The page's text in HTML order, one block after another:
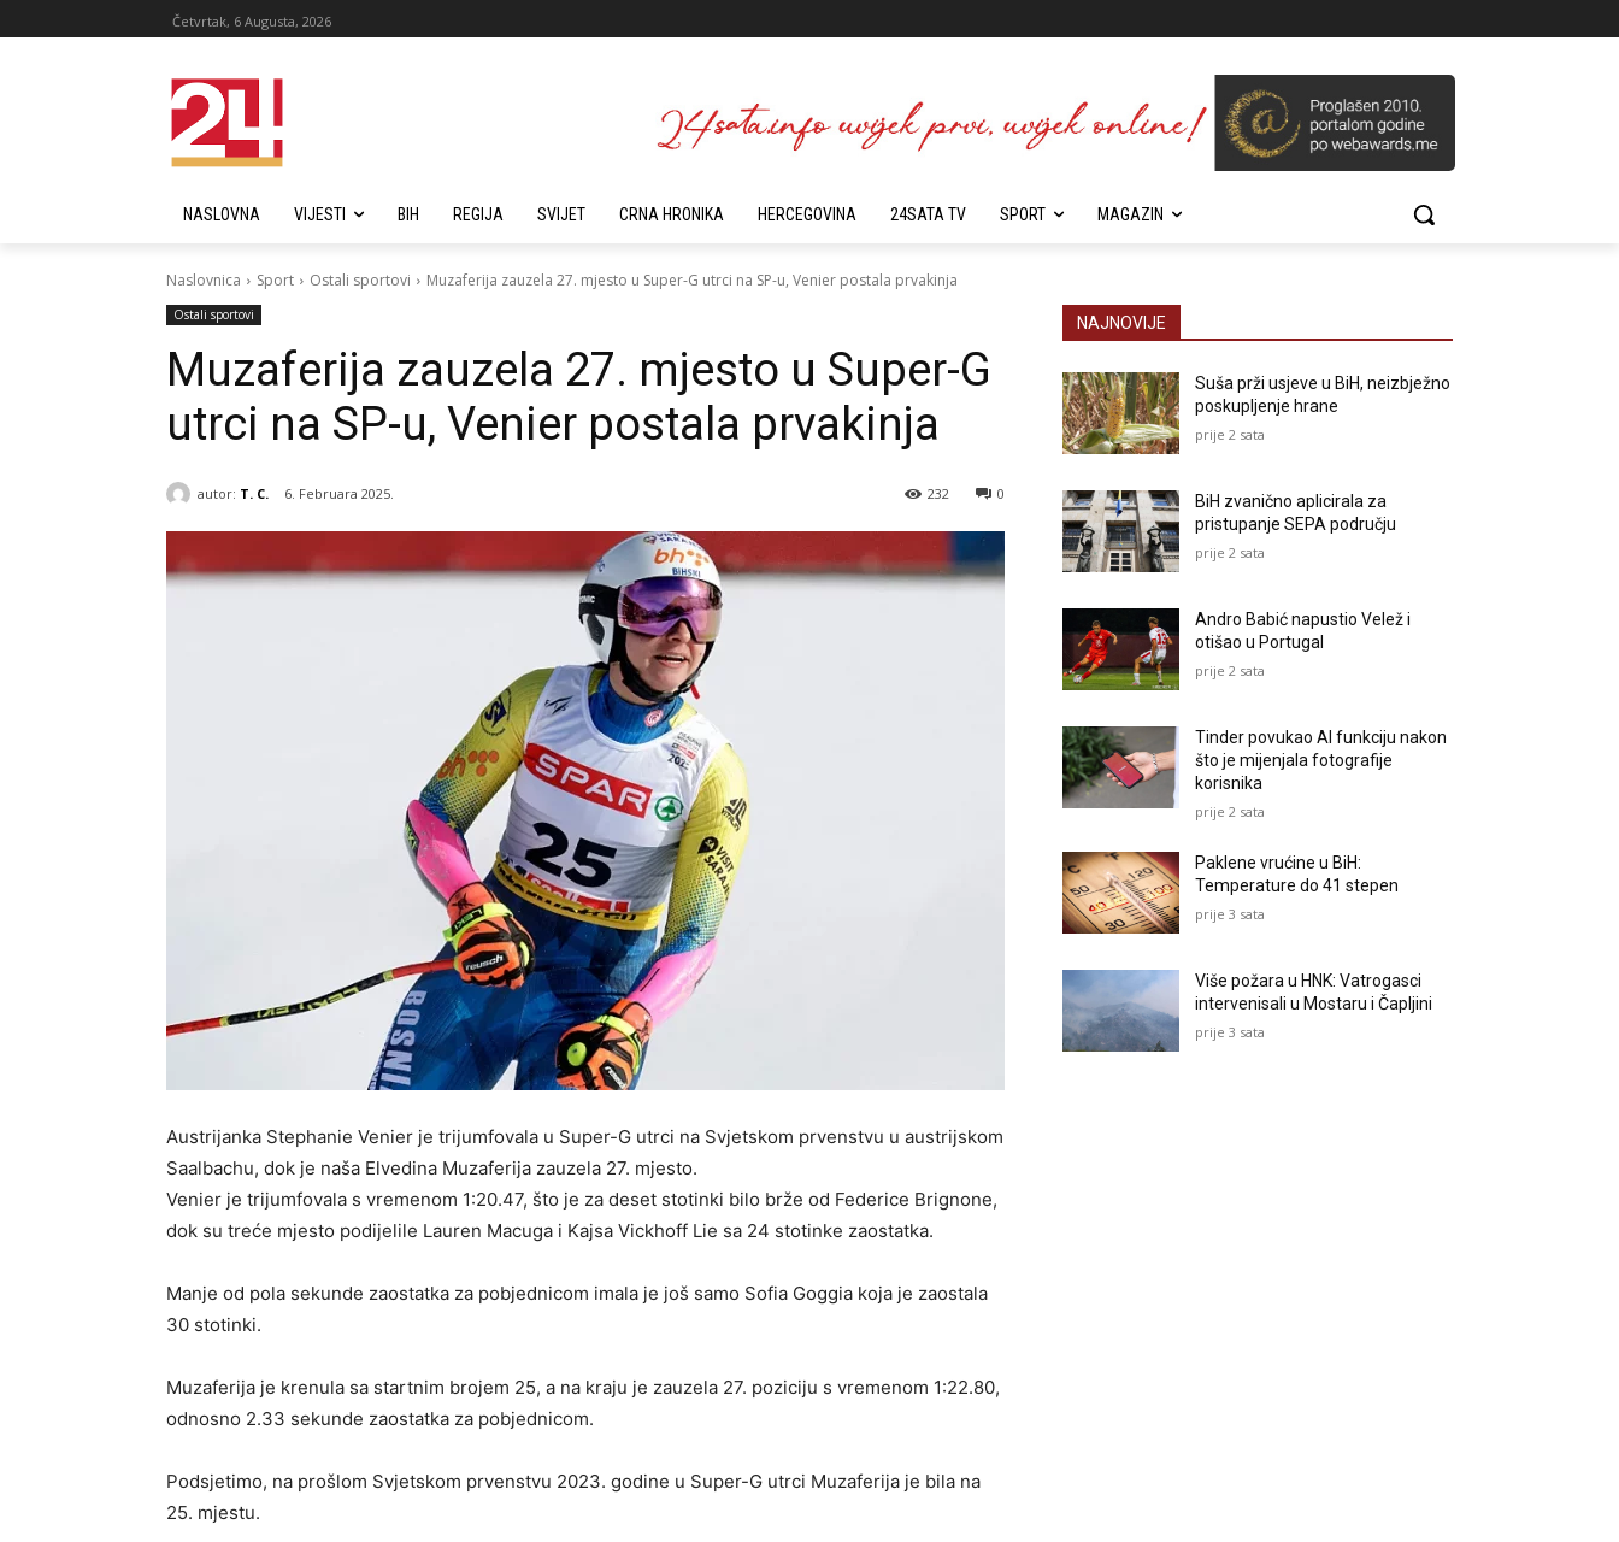
Četvrtak, 6 Augusta, 2026
NASLOVNA VIJESTI BIH REGIJA SVIJET CRNA HRONIKA HERCEGOVINA 24SATA TV SPORT MAGAZIN
Naslovnica Sport Ostali sportovi Muzaferija zauzela 27. mjesto u Super-G utrci na SP-u, Venier postala prvakinja
Ostali sportovi
Muzaferija zauzela 27. mjesto u Super-G
utrci na SP-u, Venier postala prvakinja
autor: T. C. 6. Februara 2025. 0
232
Austrijanka Stephanie Venier je trijumfovala u Super-G utrci na Svjetskom prvenstvu u austrijskom
Saalbachu, dok je naša Elvedina Muzaferija zauzela 27. mjesto.
Venier je trijumfovala s vremenom 1:20.47, što je za deset stotinki bilo brže od Federice Brignone,
dok su treće mjesto podijelile Lauren Macuga i Kajsa Vickhoff Lie sa 24 stotinke zaostatka.
Manje od pola sekunde zaostatka za pobjednicom imala je još samo Sofia Goggia koja je zaostala
30 stotinki.
Muzaferija je krenula sa startnim brojem 25, a na kraju je zauzela 27. poziciju s vremenom 1:22.80,
odnosno 2.33 sekunde zaostatka za pobjednicom.
Podsjetimo, na prošlom Svjetskom prvenstvu 2023. godine u Super-G utrci Muzaferija je bila na
25. mjestu.
NAJNOVIJE
Suša prži usjeve u BiH, neizbježno
poskupljenje hrane
prije 2 sata
BiH zvanično aplicirala za
pristupanje SEPA području
prije 2 sata
Andro Babić napustio Velež i
otišao u Portugal
prije 2 sata
Tinder povukao AI funkciju nakon
što je mijenjala fotografije
korisnika
prije 2 sata
Paklene vrućine u BiH:
Temperature do 41 stepen
prije 3 sata
Više požara u HNK: Vatrogasci
intervenisali u Mostaru i Čapljini
prije 3 sata